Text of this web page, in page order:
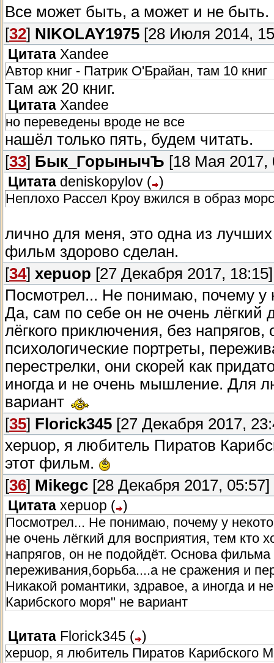
Все может быть, а может и не быть.
[32] NIKOLAY1975 [28 Июля 2014,
Цитата Хаndее
Автор книг - Патрик О'Брайан, там 10 книг
Там аж 20 книг.
Цитата Хаndее
но переведены вроде не все
нашёл только пять, будем читать.
[33] Бык_ГорынычЪ [18 Мая 2017,
Цитата deniskopylov ( )
Неплохо Рассел Кроу вжился в образ
лично для меня, это одна из
фильм здорово сделан.
[34] xepuop [27 Декабря 2017, 18:15]
Посмотрел... Не понимаю, почему у
Да, сам по себе он не очень лёгкий
лёгкого приключения, без
психологические портреты,
перестрелки, они скорей как
иногда и не очень мышление. Для
вариант
[35] Florick345 [27 Декабря 2017,
xepuop, я любитель Пиратов
этот фильм.
[36] Mikegc [28 Декабря 2017, 05:57]
Цитата xepuop ( )
Посмотрел... Не понимаю, почему у
не очень лёгкий для восприятия, тем кто
напрягов, он не подойдёт. Основа фильма
переживания,борьба....а не сражения и
Никакой романтики, здравое, а иногда и
Карибского моря" не вариант
Цитата Florick345 ( )
xepuop, я любитель Пиратов Карибского